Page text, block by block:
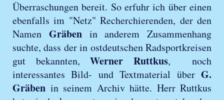
Überraschungen bereit. So erfuhr ich über einen
ebenfalls im "Netz" Recherchierenden, der den
Namen Gräbenin anderem Zusammenhang
suchte, dass der in ostdeutschen Radsportkreisen
gut bekannten,Werner Ruttkus, noch
interessantes Bild- und Textmaterial über G.
Gräben in seinem Archiv hätte. Herr Ruttkus